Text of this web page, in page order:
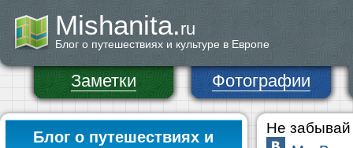
Mishanita.ru
Блог о путешествиях и культуре в Европе
Заметки Фотографии
Блог о путешествиях и
Не забывай